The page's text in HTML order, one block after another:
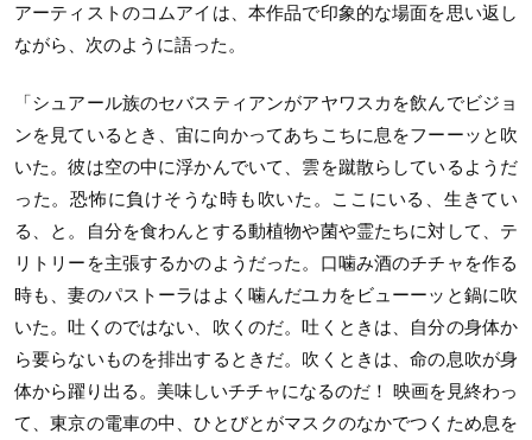
アーティストのコムアイは、本作品で印象的な場面を思い返し
ながら、次のように語った。
「シュアール族のセバスティアンがアヤワスカを飲んでビジョ
ンを見ているとき、宙に向かってあちこちに息をフーーッと吹
いた。彼は空の中に浮かんでいて、雲を蹴散らしているようだ
った。恐怖に負けそうな時も吹いた。ここにいる、生きてい
る、と。自分を食わんとする動植物や菌や霊たちに対して、テ
リトリーを主張するかのようだった。口噛み酒のチチャを作る
時も、妻のパストーラはよく噛んだユカをビューーッと鍋に吹
いた。吐くのではない、吹くのだ。吐くときは、自分の身体か
ら要らないものを排出するときだ。吹くときは、命の息吹が身
体から躍り出る。美味しいチチャになるのだ！ 映画を見終わっ
て、東京の電車の中、ひとびとがマスクのなかでつくため息を